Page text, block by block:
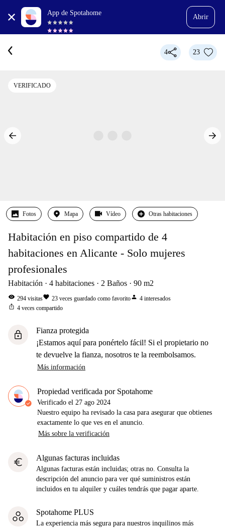
App de Spotahome
Abrir
4 23
VERIFICADO
Fotos Mapa Vídeo Otras habitaciones
Habitación en piso compartido de 4
habitaciones en Alicante - Solo mujeres
profesionales
Habitación 4 habitaciones 2 Baños 90 m2
visibility 294 visitasfavorite 23 veces guardado como favoritoperson 4 interesados
ios_share 4 veces compartido
lock
Fianza protegida
¡Estamos aquí para ponértelo fácil! Si el propietario no
te devuelve la fianza, nosotros te la reembolsamos.
Más información
Propiedad verificada por Spotahome
Verificado el 27 ago 2024
Nuestro equipo ha revisado la casa para asegurar que obtienes
exactamente lo que ves en el anuncio.
Más sobre la verificación
euro Algunas facturas incluidas
Algunas facturas están incluidas; otras no. Consulta la
descripción del anuncio para ver qué suministros están
incluidos en tu alquiler y cuáles tendrás que pagar aparte.
Spotahome PLUS
La experiencia más segura para nuestros inquilinos más